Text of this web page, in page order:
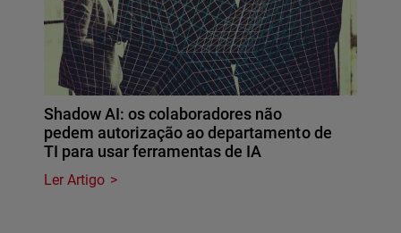
Shadow AI: os colaboradores não
pedem autorização ao departamento de
TI para usar ferramentas de IA
Ler Artigo